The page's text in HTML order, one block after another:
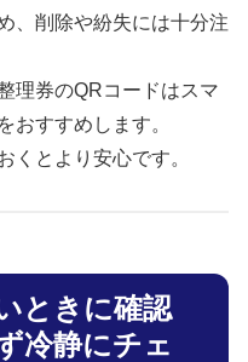
、削除や紛失には十分注
理券のQRコードはスマ
おすすめします。
くとより安心です。
ときに確認
冷静にチェ